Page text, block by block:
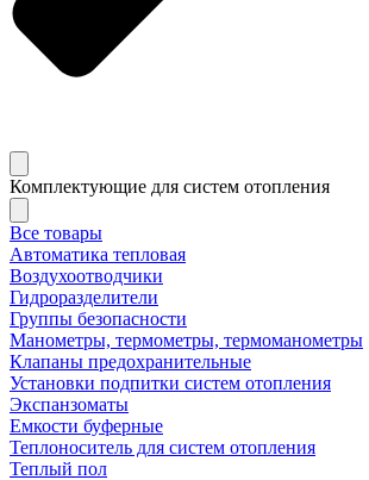
Комплектующие для систем отопления
Все товары
Автоматика тепловая
Воздухоотводчики
Гидроразделители
Группы безопасности
Манометры, термометры, термоманометры
Клапаны предохранительные
Установки подпитки систем отопления
Экспанзоматы
Емкости буферные
Теплоноситель для систем отопления
Теплый пол